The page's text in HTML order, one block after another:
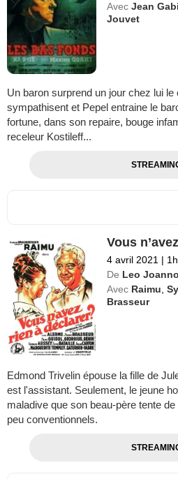
Avec Jean
Jouvet
Un baron surprend un jour chez lui
sympathisent et Pepel entraine le
fortune, dans son repaire, bouge
receleur Kostileff...
Vous
4 avril 2021 |
De Leo
Avec Raimu ,
Brasseur
Edmond Trivelin épouse la fille de
est l'assistant. Seulement, le jeune
maladive que son beau-père tente
peu conventionnels.